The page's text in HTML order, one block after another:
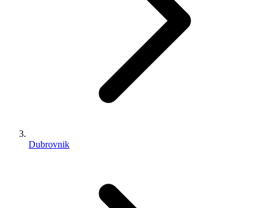
Dubrovnik